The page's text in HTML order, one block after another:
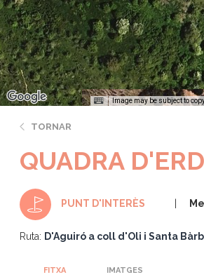
Image may be subject to
TORNAR
QUADRA
PUNT D'INTERÈS
Ruta: D'Aguiró a coll d'Oli i Santa
FITXA IMATGES